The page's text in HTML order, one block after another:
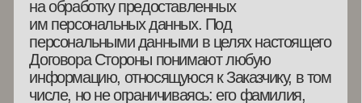
ИП КОБЗЕВА АННА СЕРГЕЕВНА
Информационный партнер